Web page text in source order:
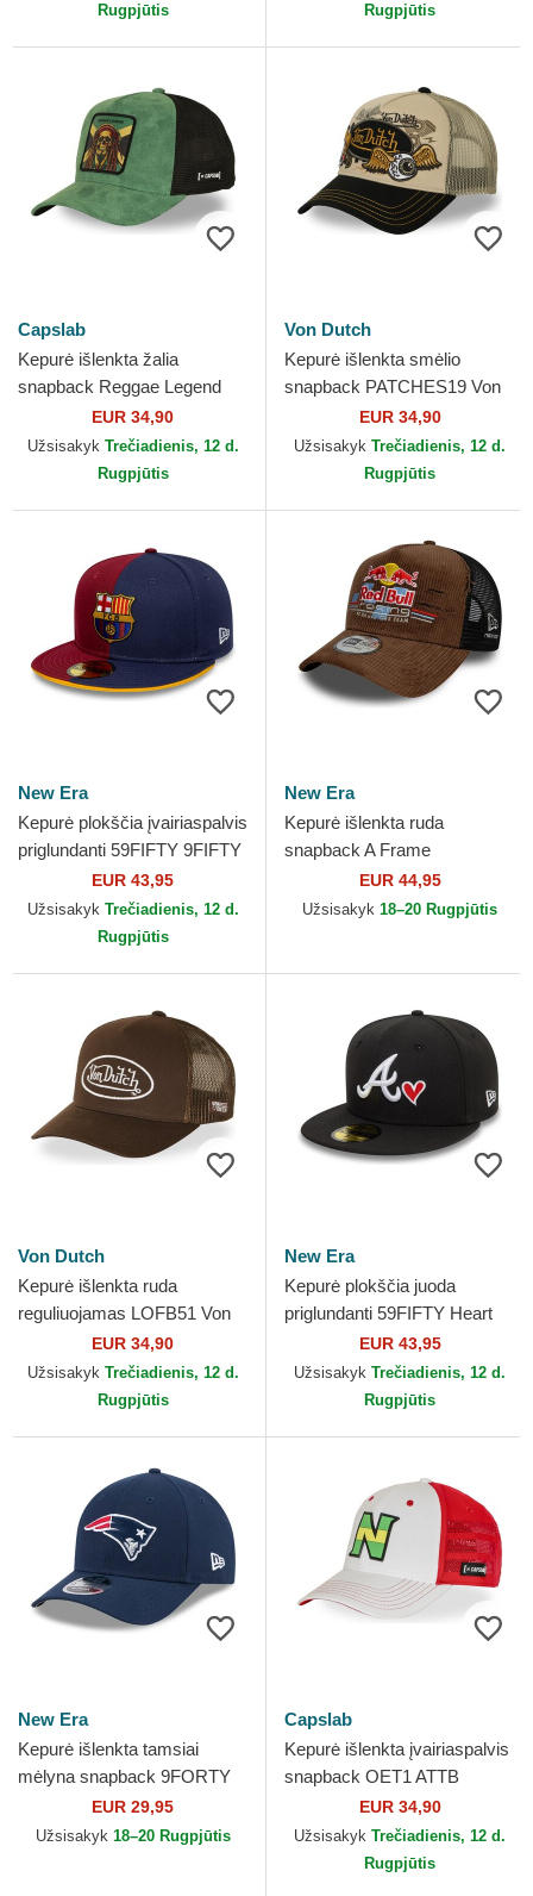
Rugpjūtis
Rugpjūtis
Capslab
Kepurė išlenkta žalia
snapback Reggae Legend
STA1 REG Bob Marley
Įžymybės Capslab
EUR 34,90
Užsisakyk Trečiadienis, 12 d.
Rugpjūtis
Von Dutch
Kepurė išlenkta smėlio
snapback PATCHES19 Von
EUR 34,90
Užsisakyk Trečiadienis, 12 d.
Rugpjūtis
New Era
Kepurė plokščia įvairiaspalvis
priglundanti 59FIFTY 9FIFTY
Poly FC Barcelona LALIGA
New Era
EUR 43,95
Užsisakyk Trečiadienis, 12 d.
Rugpjūtis
New Era
Kepurė išlenkta ruda
snapback A Frame
Distressed Cord Red Bull
Racing Formula 1 New Era
EUR 44,95
Užsisakyk 18–20 Rugpjūtis
Von Dutch
Kepurė išlenkta ruda
reguliuojamas LOFB51 Von
EUR 34,90
Užsisakyk Trečiadienis, 12 d.
Rugpjūtis
New Era
Kepurė plokščia juoda
priglundanti 59FIFTY Heart
Icon Atlanta Braves MLB
New Era
EUR 43,95
Užsisakyk Trečiadienis, 12 d.
Rugpjūtis
New Era
Kepurė išlenkta tamsiai
mėlyna snapback 9FORTY
M-Crown Team New England
Patriots NFL New Era
EUR 29,95
Užsisakyk 18–20 Rugpjūtis
Capslab
Kepurė išlenkta įvairiaspalvis
snapback OET1 ATTB
Champions: Oliver and Benji
Capslab
EUR 34,90
Užsisakyk Trečiadienis, 12 d.
Rugpjūtis